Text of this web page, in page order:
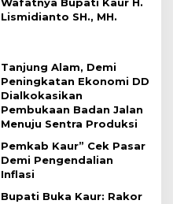
Lismidianto SH., MH.
Tanjung Alam, Demi
Peningkatan Ekonomi DD
Dialkokasikan
Pembukaan Badan Jalan
Menuju Sentra Produksi
Pemkab Kaur” Cek Pasar
Demi Pengendalian
Inflasi
Bupati Buka Kaur: Rakor